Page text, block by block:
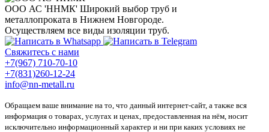
ООО АС 'ННМК' Широкий выбор труб и
металлопроката в Нижнем Новгороде.
Осуществляем все виды изоляции труб.
Свяжитесь с нами
+7(967) 710-70-10
+7(831)260-12-24
info@nn-metall.ru
Обращаем ваше внимание на то, что данный интернет-сайт, а также вся
информация о товарах, услугах и ценах, предоставленная на нём, носит
исключительно информационный характер и ни при каких условиях не